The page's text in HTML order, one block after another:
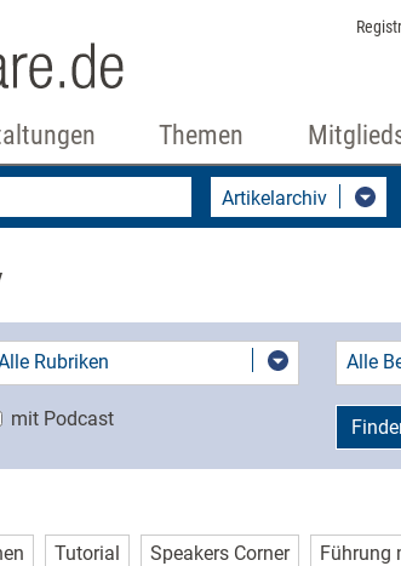
Themen
Artikelarchiv
Rubriken Alle
mit Podcast
Tutorial Speakers Corner
Führung